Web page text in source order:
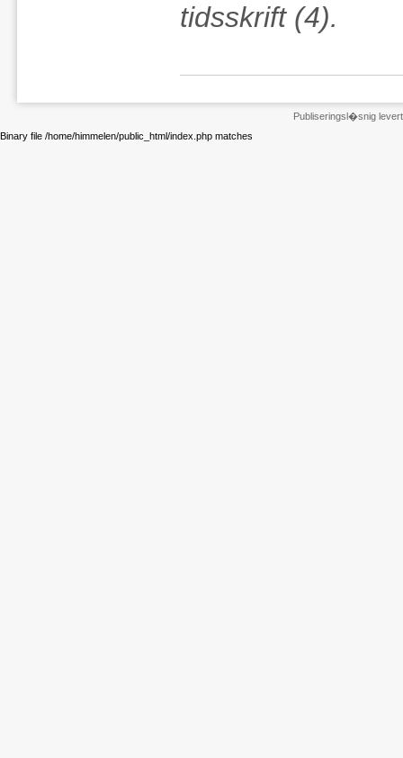
tidsskrift (4).
Publiseringsl�snig
Binary file /home/himmelen/public_html/index.php matches